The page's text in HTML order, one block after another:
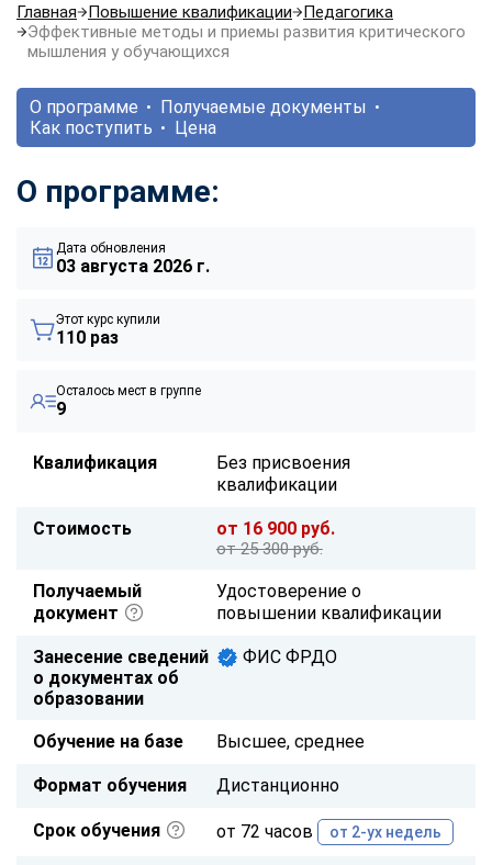
Главная Повышение квалификации
Педагогика
Эффективные методы и приемы развития критического
мышления у обучающихся
О программе
Получаемые документы
Как поступить
Цена
О программе:
Дата обновления
03 августа 2026 г.
Этот курс купили
110 раз
Осталось мест в группе
9
Квалификация
Без присвоения
квалификации
Стоимость от 16 900 руб.
от 25 300 руб.
Получаемый
документ
Удостоверение о
повышении квалификации
Занесение сведений
о документах об
образовании
ФИС ФРДО
Обучение на базе Высшее, среднее
Формат обучения Дистанционно
Срок обучения от 72 часов от 2-ух недель